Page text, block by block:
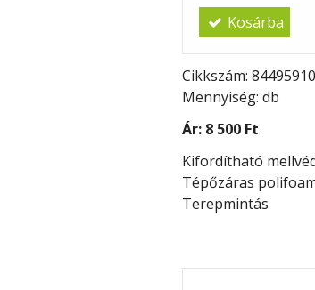
Kosárba
Cikkszám:
Mennyiség: db
Ár: 8 500 Ft
Kifordítható
Tépőzáras
Terepmintás